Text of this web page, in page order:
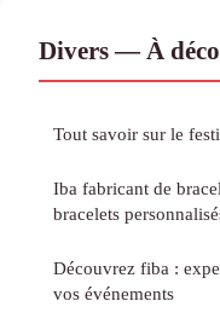
Divers — À
Tout savoir sur le
Iba fabricant de
bracelets
Découvrez fiba :
vos événements